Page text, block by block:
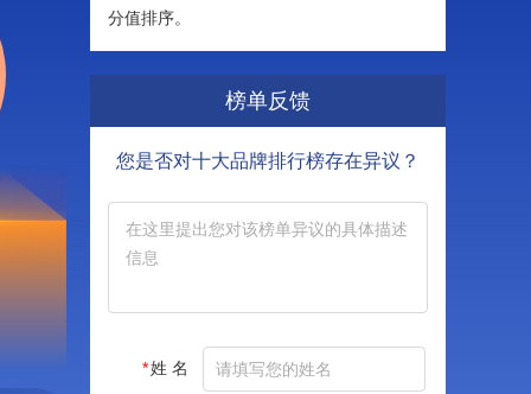
分值排序。
榜单反馈
您是否对十大品牌排行榜存在异议？
*姓 名